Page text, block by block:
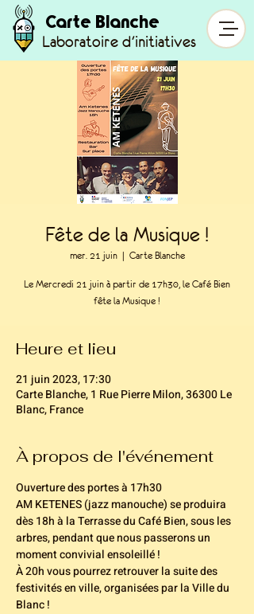
Carte Blanche
Laboratoire d'initiatives
Fête de la Musique !
mer. 21 juin
  |
Carte Blanche
Le Mercredi 21 juin à partir de 17h30, le Café Bien
fête la Musique !
Heure et lieu
21 juin 2023, 17:30
Carte Blanche, 1 Rue Pierre Milon, 36300 Le
Blanc, France
À propos de l'événement
Ouverture des portes à 17h30
AM KETENES (jazz manouche) se produira
dès 18h à la Terrasse du Café Bien, sous les
arbres, pendant que nous passerons un
moment convivial ensoleillé !
À 20h vous pourrez retrouver la suite des
festivités en ville, organisées par la Ville du
Blanc !